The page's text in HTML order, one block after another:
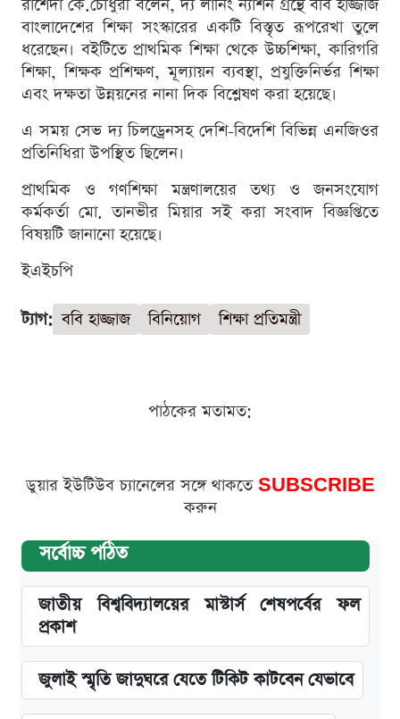
রাশেদা কে.চৌধুরী বলেন, দ্য লার্নিং ন্যাশন গ্রন্থে ববি হাজ্জাজ
বাংলাদেশের শিক্ষা সংস্কারের একটি বিস্তৃত রূপরেখা তুলে
ধরেছেন। বইটিতে প্রাথমিক শিক্ষা থেকে উচ্চশিক্ষা, কারিগরি
শিক্ষা, শিক্ষক প্রশিক্ষণ, মূল্যায়ন ব্যবস্থা, প্রযুক্তিনির্ভর শিক্ষা
এবং দক্ষতা উন্নয়নের নানা দিক বিশ্লেষণ করা হয়েছে।
এ সময় সেভ দ্য চিলড্রেনসহ দেশি-বিদেশি বিভিন্ন এনজিওর
প্রতিনিধিরা উপস্থিত ছিলেন।
প্রাথমিক ও গণশিক্ষা মন্ত্রণালয়ের তথ্য ও জনসংযোগ
কর্মকর্তা মো. তানভীর মিয়ার সই করা সংবাদ বিজ্ঞপ্তিতে
বিষয়টি জানানো হয়েছে।
ইএইচপি
ট্যাগ: ববি হাজ্জাজ বিনিয়োগ শিক্ষা প্রতিমন্ত্রী
পাঠকের মতামত:
ডুয়ার ইউটিউব চ্যানেলের সঙ্গে থাকতে SUBSCRIBE
করুন
সর্বোচ্চ পঠিত
জাতীয় বিশ্ববিদ্যালয়ের মাস্টার্স শেষপর্বের ফল
প্রকাশ
জুলাই স্মৃতি জাদুঘরে যেতে টিকিট কাটবেন যেভাবে